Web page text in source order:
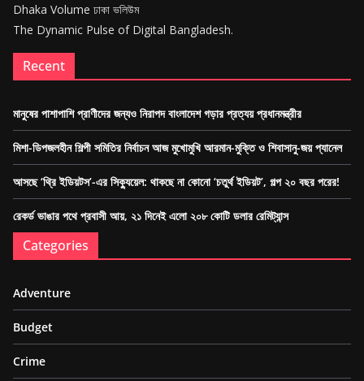
Dhaka Volume ঢাকা ভলিউম
The Dynamic Pulse of Digital Bangladesh.
Recent
মানুষের পাশাপাশি প্রাণীদের জন্যও নিরাপদ বাংলাদেশ গড়ার প্রত্যয় প্রধানমন্ত্রীর
মিশা-ডিপজলহীন শিল্পী সমিতির নির্বাচন আজ মুখোমুখি আরমান-মুক্তি ও শিবাসানু-জয় প্যানেল
আসছে ‘থ্রি ইডিয়টস’-এর সিক্যুয়েল: থাকছে না কোনো ‘চতুর্থ ইডিয়ট’, গল্প ২০ বছর পরের!
রেকর্ড ভাঙার পথে প্রবাসী আয়, ২১ দিনেই এলো ২০৮ কোটি ডলার রেমিট্যান্স
Categories
Adventure
Budget
Crime